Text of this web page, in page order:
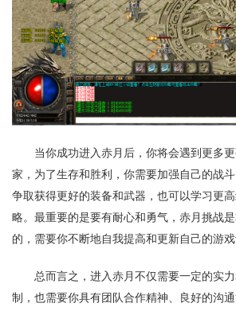
当你成功进入赤月后，你将会遇到更多
家，为了生存和胜利，你需要加强自己的战
争取获得更好的装备和武器，也可以学习更
略。最重要的是要有耐心和勇气，赤月挑战
的，需要你不断地自我提高和更新自己的游戏
总而言之，进入赤月不仅需要一定的实
制，也需要你具有团队合作精神、良好的沟